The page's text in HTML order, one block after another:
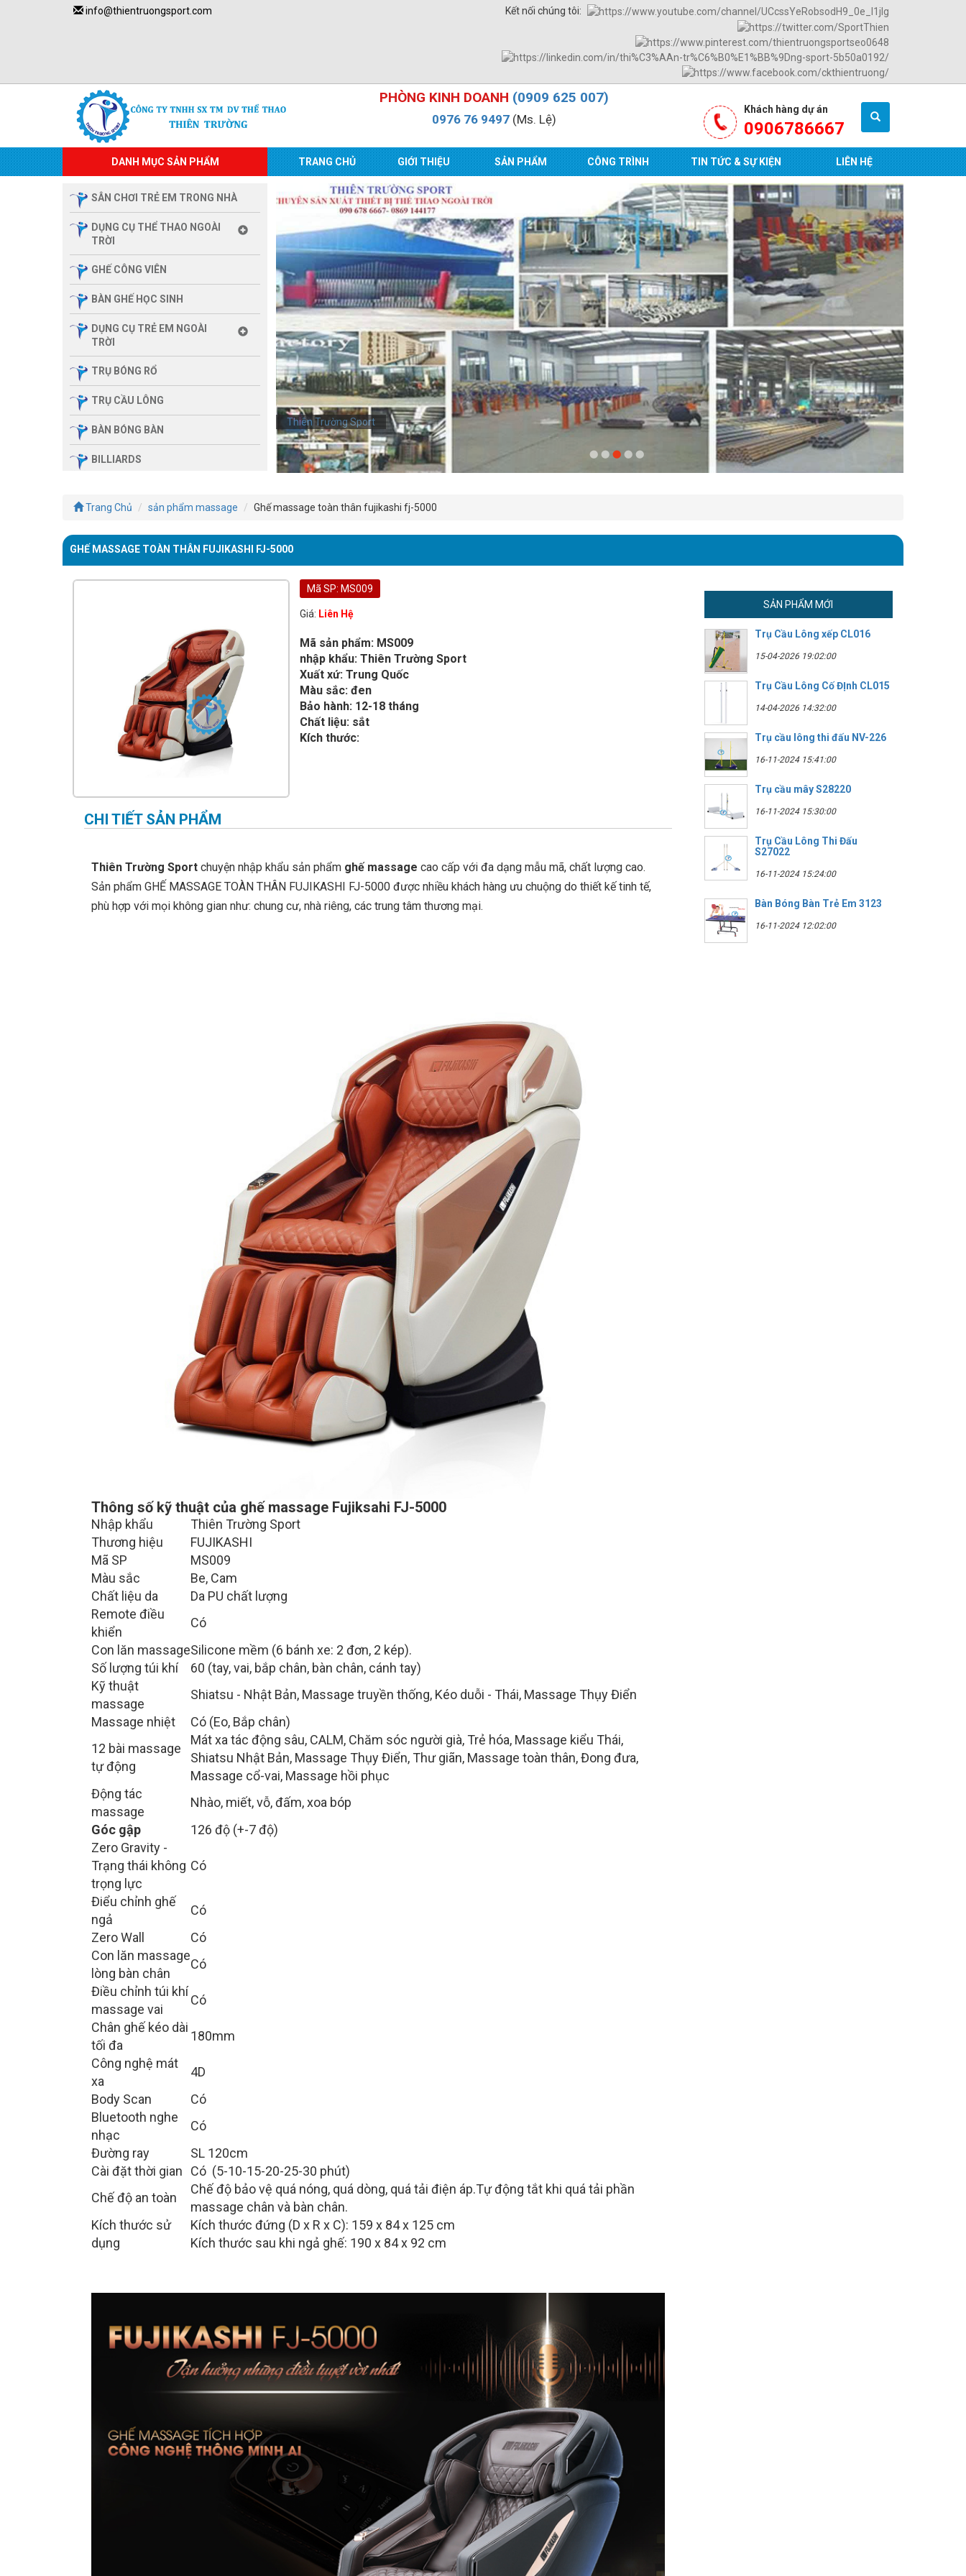
info@thientruongsport.com Kết nối chúng tôi:
PHÒNG KINH DOANH (0909 625 007)
0976 76 9497(Ms. Lệ)
Khách hàng dự án
0906786667
DANH MỤC SẢN PHẨM TRANG CHỦ GIỚI THIỆU SẢN PHẨM CÔNG TRÌNH TIN TỨC & SỰ KIỆN LIÊN HỆ
SÂN CHƠI TRẺ EM TRONG NHÀ
DỤNG CỤ THỂ THAO NGOÀI
TRỜI
GHẾ CÔNG VIÊN
BÀN GHẾ HỌC SINH
DỤNG CỤ TRẺ EM NGOÀI
TRỜI
TRỤ BÓNG RỔ
TRỤ CẦU LÔNG
BÀN BÓNG BÀN
BILLIARDS
ĐÌNH
THIẾT BỊ PHÒNG GYM
IMPULSE FITNESS
THIẾT BỊ PHÒNG GYM THIÊN
CỎ NHÂN TẠO
Thiên Trường Sport
Trang Chủ sản phẩm massage Ghế massage toàn thân fujikashi fj-5000
GHẾ MASSAGE TOÀN THÂN FUJIKASHI FJ-5000
Mã SP: MS009
Giá: Liên Hệ
Mã sản phẩm: MS009
nhập khẩu: Thiên Trường Sport
Xuất xứ: Trung Quốc
Màu sắc: đen
Bảo hành: 12-18 tháng
Chất liệu: sắt
Kích thước:
CHI TIẾT SẢN PHẨM
Thiên Trường Sport chuyện nhập khẩu sản phẩm ghế massage cao cấp với đa dạng mẫu mã, chất lượng cao.
Sản phẩm GHẾ MASSAGE TOÀN THÂN FUJIKASHI FJ-5000 được nhiều khách hàng ưu chuộng do thiết kế tinh tế,
phù hợp với mọi không gian như: chung cư, nhà riêng, các trung tâm thương mại.
Thông số kỹ thuật của ghế massage Fujiksahi FJ-5000
Nhập khẩu
Thiên Trường Sport
Thương hiệu
FUJIKASHI
Mã SP
MS009
Màu sắc
Be, Cam
Chất liệu da
Da PU chất lượng
Remote điều
khiển
Có
Con lăn massageSilicone mềm (6 bánh xe: 2 đơn, 2 kép).
Số lượng túi khí
60 (tay, vai, bắp chân, bàn chân, cánh tay)
Kỹ thuật
massage
Shiatsu - Nhật Bản, Massage truyền thống, Kéo duỗi - Thái, Massage Thụy Điển
Massage nhiệt
Có (Eo, Bắp chân)
12 bài massage
tự động
Mát xa tác động sâu, CALM, Chăm sóc người già, Trẻ hóa, Massage kiểu Thái,
Shiatsu Nhật Bản, Massage Thụy Điển, Thư giãn, Massage toàn thân, Đong đưa,
Massage cổ-vai, Massage hồi phục
Động tác
massage
Nhào, miết, vỗ, đấm, xoa bóp
Góc gập
126 độ (+-7 độ)
Zero Gravity -
Trạng thái không
trọng lực
Có
Điểu chỉnh ghế
ngả
Có
Zero Wall
Có
Con lăn massage
lòng bàn chân
Có
Điều chỉnh túi khí
massage vai
Có
Chân ghế kéo dài
tối đa
180mm
Công nghệ mát
xa
4D
Body Scan
Có
Bluetooth nghe
nhạc
Có
Đường ray
SL 120cm
Cài đặt thời gian
Có (5-10-15-20-25-30 phút)
Chế độ an toàn
Chế độ bảo vệ quá nóng, quá dòng, quá tải điện áp.Tự động tắt khi quá tải phần
massage chân và bàn chân.
Kích thước sử
dụng
Kích thước đứng (D x R x C): 159 x 84 x 125 cm
Kích thước sau khi ngả ghế: 190 x 84 x 92 cm
SẢN PHẨM MỚI
Trụ Cầu Lông xếp CL016
15-04-2026 19:02:00
Trụ Cầu Lông Cố ĐỊnh CL015
14-04-2026 14:32:00
Trụ cầu lông thi đấu NV-226
16-11-2024 15:41:00
Trụ cầu mây S28220
16-11-2024 15:30:00
Trụ Cầu Lông Thi Đấu
S27022
16-11-2024 15:24:00
Bàn Bóng Bàn Trẻ Em 3123
16-11-2024 12:02:00